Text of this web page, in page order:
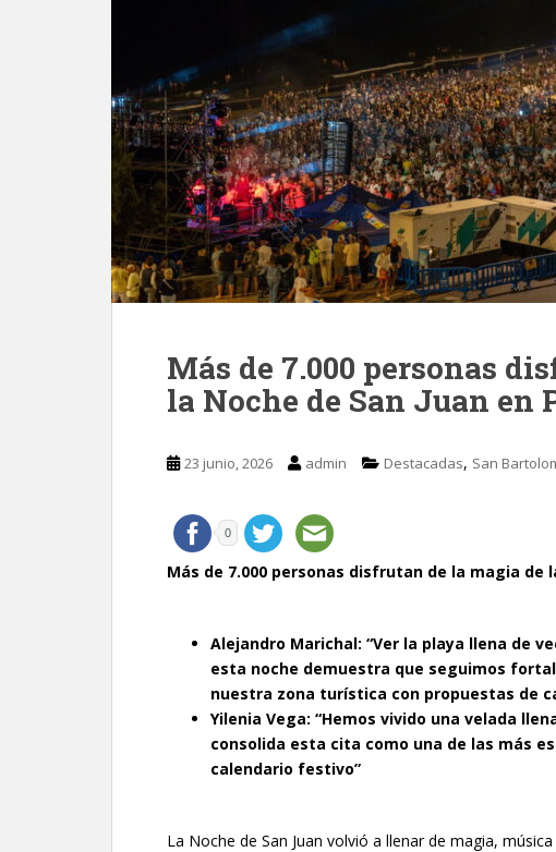
Más de 7.000 personas
la Noche de San Juan en
23 junio, 2026 admin Destacadas, San
0
Más de 7.000 personas disfrutan de la magia de
Alejandro Marichal: “Ver la playa llena de
esta noche demuestra que seguimos
nuestra zona turística con propuestas de
Yilenia Vega: “Hemos vivido una velada
consolida esta cita como una de las más
calendario festivo”
La Noche de San Juan volvió a llenar de magia,